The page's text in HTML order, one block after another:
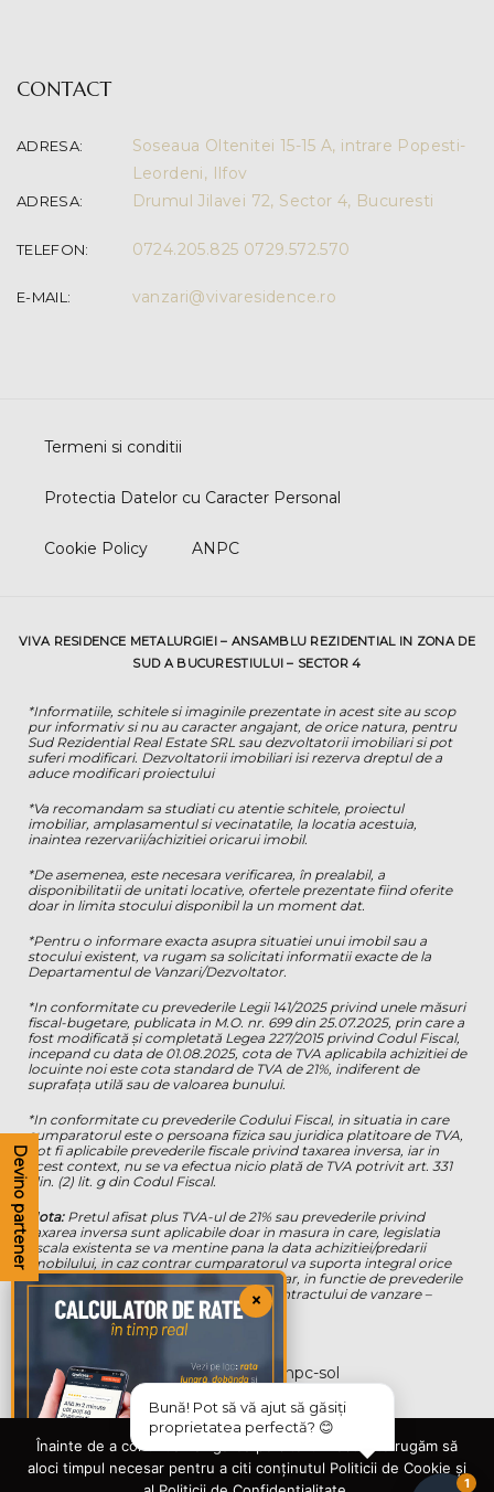
CONTACT
ADRESA:
Soseaua Oltenitei 15-15 A, intrare Popesti-
Leordeni, Ilfov
ADRESA: Drumul Jilavei 72, Sector 4, Bucuresti
TELEFON: 0724.205.825 0729.572.570
E-MAIL: vanzari@vivaresidence.ro
Termeni si conditii
Protectia Datelor cu Caracter Personal
Cookie Policy ANPC
VIVA RESIDENCE METALURGIEI – ANSAMBLU REZIDENTIAL IN ZONA DE
SUD A BUCURESTIULUI – SECTOR 4
*Informatiile, schitele si imaginile prezentate in acest site au scop
pur informativ si nu au caracter angajant, de orice natura, pentru
Sud Rezidential Real Estate SRL sau dezvoltatorii imobiliari si pot
suferi modificari. Dezvoltatorii imobiliari isi rezerva dreptul de a
aduce modificari proiectului
*Va recomandam sa studiati cu atentie schitele, proiectul
imobiliar, amplasamentul si vecinatatile, la locatia acestuia,
inaintea rezervarii/achizitiei oricarui imobil.
*De asemenea, este necesara verificarea, în prealabil, a
disponibilitatii de unitati locative, ofertele prezentate fiind oferite
doar in limita stocului disponibil la un moment dat.
*Pentru o informare exacta asupra situatiei unui imobil sau a
stocului existent, va rugam sa solicitati informatii exacte de la
Departamentul de Vanzari/Dezvoltator.
*In conformitate cu prevederile Legii 141/2025 privind unele măsuri
fiscal-bugetare, publicata in M.O. nr. 699 din 25.07.2025, prin care a
fost modificată și completată Legea 227/2015 privind Codul Fiscal,
incepand cu data de 01.08.2025, cota de TVA aplicabila achizitiei de
locuinte noi este cota standard de TVA de 21%, indiferent de
suprafața utilă sau de valoarea bunului.
*In conformitate cu prevederile Codului Fiscal, in situatia in care
cumparatorul este o persoana fizica sau juridica platitoare de TVA,
pot fi aplicabile prevederile fiscale privind taxarea inversa, iar in
acest context, nu se va efectua nicio plată de TVA potrivit art. 331
alin. (2) lit. g din Codul Fiscal.
Nota:Pretul afisat plus TVA-ul de 21% sau prevederile privind
taxarea inversa sunt aplicabile doar in masura in care, legislatia
fiscala existenta se va mentine pana la data achizitiei/predarii
imobilului, in caz contrar cumparatorul va suporta integral orice
diferenta de TVA s-ar datora suplimentar, in functie de prevederile
fiscale aplicabile de la data semnarii contractului de vanzare –
cumparare si a livrarii bunului.
Înainte de a continua navigarea pe site-ul nostru te rugăm să
aloci timpul necesar pentru a citi conținutul Politicii de Cookie și
Devino partener
1
Bună! Pot să vă ajut să găsiți
proprietatea perfectă? 😊
×